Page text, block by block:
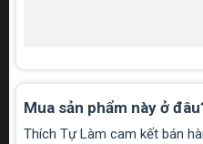
Mua sản phẩm này ở
Thích Tự Làm cam kết bán